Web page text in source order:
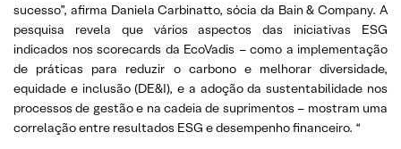
sucesso”, afirma Daniela Carbinatto, sócia da Bain & Company. A
pesquisa revela que vários aspectos das iniciativas ESG
indicados nos scorecards da EcoVadis – como a implementação
de práticas para reduzir o carbono e melhorar diversidade,
equidade e inclusão (DE&I), e a adoção da sustentabilidade nos
processos de gestão e na cadeia de suprimentos – mostram uma
correlação entre resultados ESG e desempenho financeiro. “